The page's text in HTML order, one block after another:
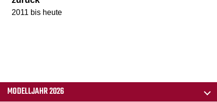
2011 bis heute
MODELLJAHR 2026